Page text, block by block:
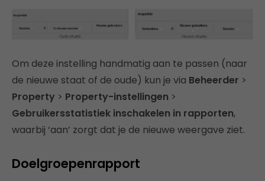
Om deze instelling handmatig aan te passen (naar
de nieuwe staat of de oude) kun je via Beheerder >
Property > Property-instellingen >
Gebruikersstatistiek inschakelen in rapporten,
waarbij ‘aan’ zorgt dat je de nieuwe weergave ziet.
Doelgroepenrapport